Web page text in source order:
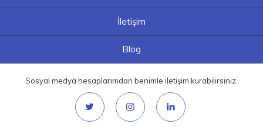
İletişim
Blog
Sosyal medya hesaplarımdan benimle iletişim kurabilirsiniz.